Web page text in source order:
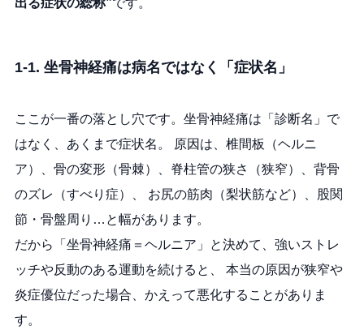
1-1. 坐骨神経痛は病名ではなく「症状名」
ここが一番の落とし穴です。坐骨神経痛は「診断名」で
はなく、あくまで症状名。 原因は、椎間板（ヘルニ
ア）、骨の変形（骨棘）、脊柱管の狭さ（狭窄）、背骨
のズレ（すべり症）、 お尻の筋肉（梨状筋など）、股関
節・骨盤周り…と幅があります。
だから「坐骨神経痛＝ヘルニア」と決めて、強いストレ
ッチや反動のある運動を続けると、 本当の原因が狭窄や
炎症優位だった場合、かえって悪化することがありま
す。